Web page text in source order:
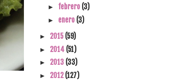
► febrero (3)
► enero (3)
► 2015 (59)
► 2014 (51)
► 2013 (33)
► 2012(127)